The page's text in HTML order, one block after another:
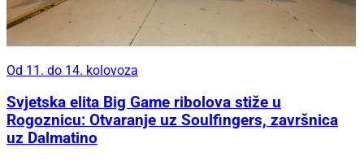
Od 11. do 14. kolovoza
Svjetska elita Big Game ribolova stiže u
Rogoznicu: Otvaranje uz Soulfingers, završnica
uz Dalmatino